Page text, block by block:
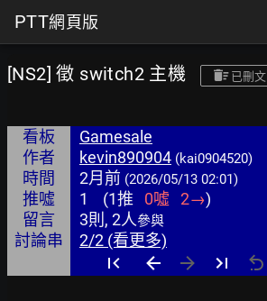
PTT網頁版
[NS2] 徵 switch2 主機 已刪文
看板
Gamesale
作者
kevin890904 (kai0904520)
時間 2月前 (2026/05/13 02:01)
推噓 1 (1推 0噓 2→)
留言
3則, 2人參與
討論串 2/2 (看更多)